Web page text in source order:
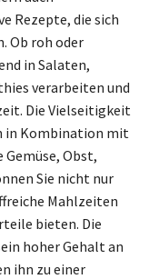
Rezepte, die sich
Ob roh oder
in Salaten,
verarbeiten und
Die Vielseitigkeit
in Kombination mit
Obst,
Sie nicht nur
Mahlzeiten
bieten. Die
hoher Gehalt an
ihn zu einer